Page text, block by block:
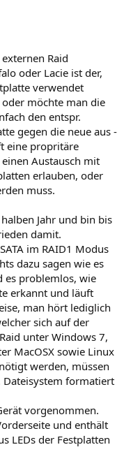
Raid
oder Lacie ist der,
verwendet
möchte man die
den entspr.
gegen die neue aus -
eine propritäre
Austausch mit
erlauben, oder
muss.
Jahr und bin bis
damit.
im RAID1 Modus
dazu sagen wie es
es problemlos, wie
erkannt und läuft
man hört lediglich
sich auf der
unter Windows 7,
MacOSX sowie Linux
werden, müssen
Dateisystem formatiert
vorgenommen.
und enthält
LEDs der Festplatten